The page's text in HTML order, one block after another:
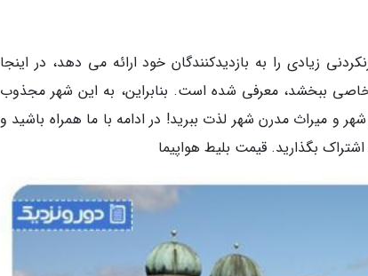
زیادی را به بازدیدکنندگان خود ارائه می دهد، در اینجا
ببخشد، معرفی شده است. بنابراین، به این شهر مجذوب
و میراث مدرن شهر لذت ببرید! در ادامه با ما همراه باشید و
بگذارید. قیمت بلیط هواپیما